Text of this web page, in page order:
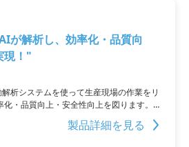
が解析し、効率化・品質向
現！"
析システムを使って生産現場の作業をリ
・品質向上・安全性向上を図ります。こ
をAIに学習させ、骨格や画像から得た情報
んな行動をしているかを解析することがで
製品詳細を見る